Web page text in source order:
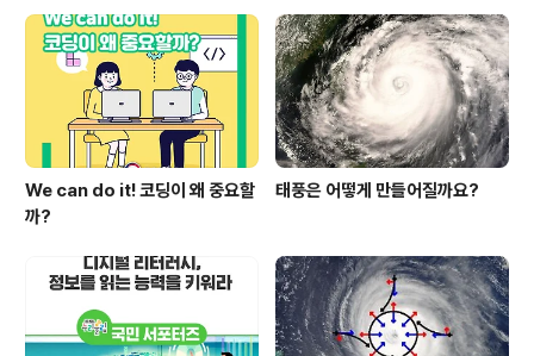
교원대학교
We can do it! 코딩이 왜 중요할
까?
태풍은 어떻게 만들어질까요?